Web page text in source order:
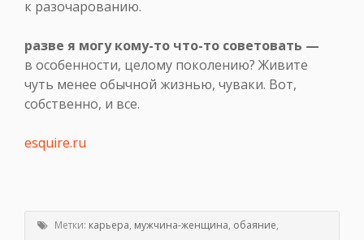
к разочарованию.
разве я могу кому-то что-то советовать —
в особенности, целому поколению? Живите
чуть менее обычной жизнью, чуваки. Вот,
собственно, и все.
esquire.ru
Метки: карьера, мужчина-женщина, обаяние,